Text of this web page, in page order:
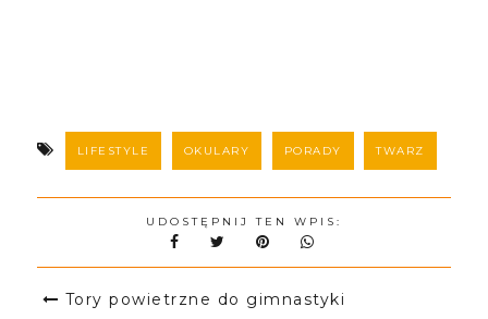
LIFESTYLE OKULARY PORADY TWARZ
UDOSTĘPNIJ TEN WPIS:
Tory powietrzne do gimnastyki